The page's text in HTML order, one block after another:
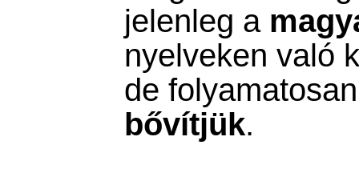
jelenleg a
nyelveken való
de
bővítjük.